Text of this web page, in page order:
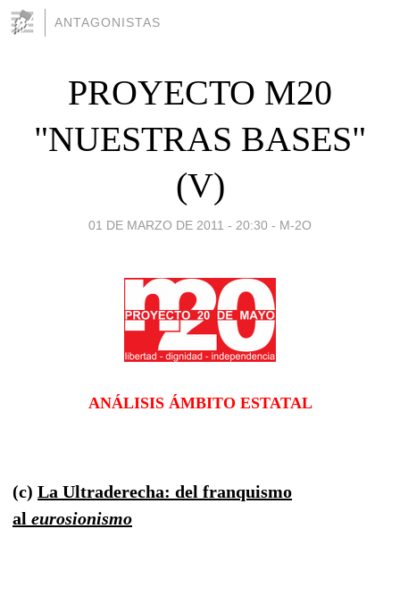
ANTAGONISTAS
PROYECTO M20
"NUESTRAS BASES"
(V)
01 DE MARZO DE 2011 - 20:30 - M-2O
ANÁLISIS ÁMBITO ESTATAL
(c) La Ultraderecha: del franquismo
al eurosionismo